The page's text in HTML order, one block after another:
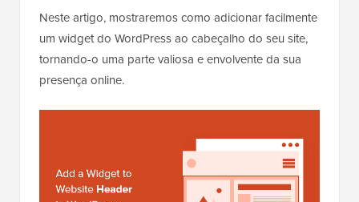
Neste artigo, mostraremos como adicionar facilmente
um widget do WordPress ao cabeçalho do seu site,
tornando-o uma parte valiosa e envolvente da sua
presença online.